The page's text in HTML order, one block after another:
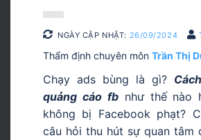
NGÀY CẬP NHẬT: 26/09/2024
Thẩm định chuyên môn Trần Thị
Chạy ads bùng là gì?
quảng cáo fbnhư thế nào
không bị Facebook phạt?
câu hỏi thu hút sự quan tâm